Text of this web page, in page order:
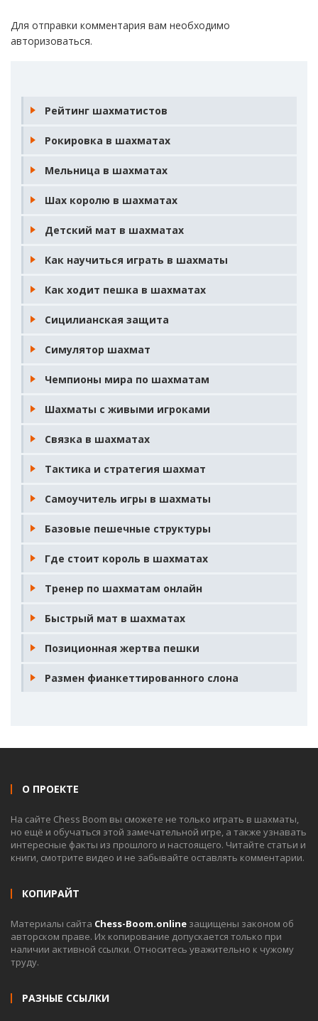
Для отправки комментария вам необходимо
авторизоваться.
Рейтинг шахматистов
Рокировка в шахматах
Мельница в шахматах
Шах королю в шахматах
Детский мат в шахматах
Как научиться играть в шахматы
Как ходит пешка в шахматах
Сицилианская защита
Симулятор шахмат
Чемпионы мира по шахматам
Шахматы с живыми игроками
Связка в шахматах
Тактика и стратегия шахмат
Самоучитель игры в шахматы
Базовые пешечные структуры
Где стоит король в шахматах
Тренер по шахматам онлайн
Быстрый мат в шахматах
Позиционная жертва пешки
Размен фианкеттированного слона
О ПРОЕКТЕ
На сайте Chess Boom вы сможете не только играть в шахматы,
но ещё и обучаться этой замечательной игре, а также узнавать
интересные факты из прошлого и настоящего. Читайте статьи и
книги, смотрите видео и не забывайте оставлять комментарии.
КОПИРАЙТ
Материалы сайта Chess-Boom.online защищены законом об
авторском праве. Их копирование допускается только при
наличии активной ссылки. Относитесь уважительно к чужому
труду.
РАЗНЫЕ ССЫЛКИ